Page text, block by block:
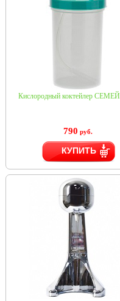
Кислородный коктейлер
790 руб.
КУПИТЬ